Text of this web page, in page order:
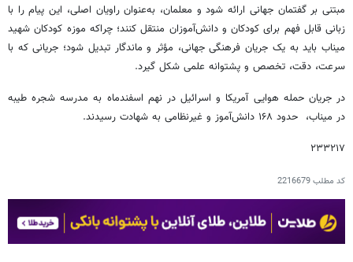
مبتنی بر گفتمان جهانی ارائه شود و معلمان، به‌عنوان راویان اصلی، این پیام را با
زبانی قابل فهم برای کودکان و دانش‌آموزان منتقل کنند؛ چراکه موزه کودکان شهید
میناب باید به یک جریان فرهنگی جهانی، مؤثر و ماندگار تبدیل شود؛ جریانی که با
سرعت، دقت، تخصص و پشتوانه علمی شکل گیرد.
در جریان حمله هوایی آمریکا و اسرائیل در نهم اسفندماه به مدرسه شجره طیبه
در میناب، ‌ حدود ۱۶۸ دانش‌آموز و غیرنظامی به شهادت رسیدند.
۲۳۳۲۱۷
کد مطلب2216679